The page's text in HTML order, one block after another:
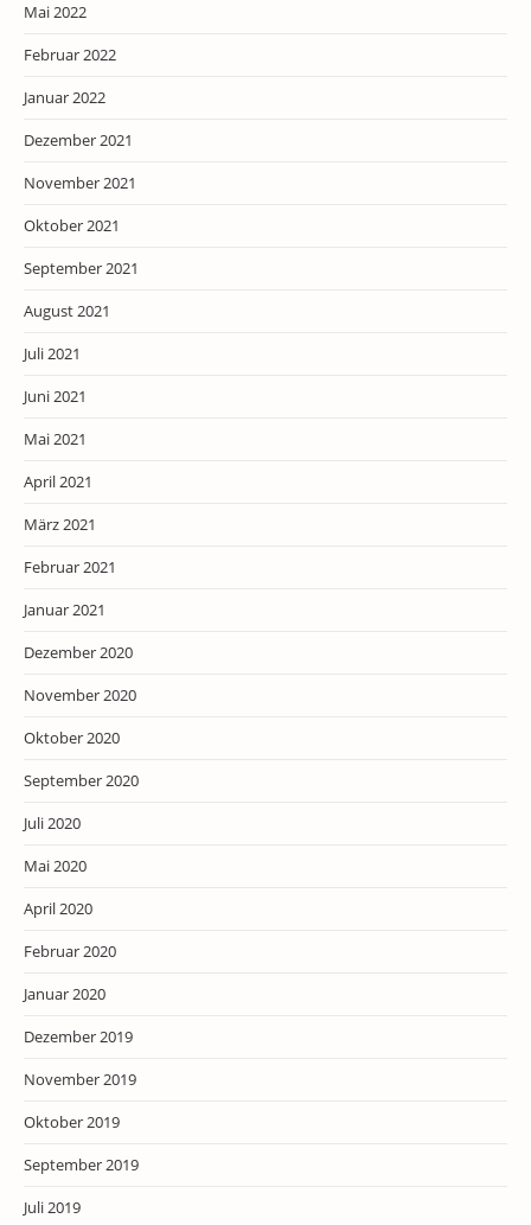
Mai 2022
Februar 2022
Januar 2022
Dezember 2021
November 2021
Oktober 2021
September 2021
August 2021
Juli 2021
Juni 2021
Mai 2021
April 2021
März 2021
Februar 2021
Januar 2021
Dezember 2020
November 2020
Oktober 2020
September 2020
Juli 2020
Mai 2020
April 2020
Februar 2020
Januar 2020
Dezember 2019
November 2019
Oktober 2019
September 2019
Juli 2019